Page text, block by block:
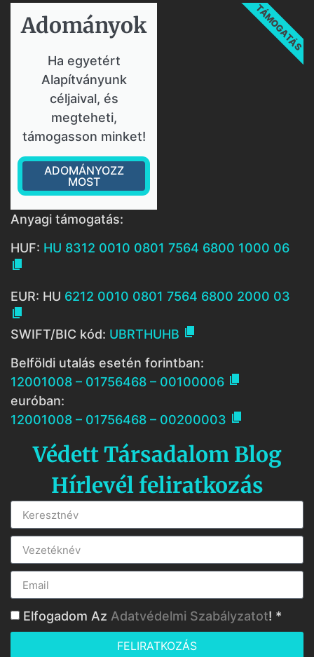
Adományok​
Ha egyetért
Alapítványunk
céljaival, és
megteheti,
támogasson minket!
ADOMÁNYOZZ
MOST
TÁMOGATÁS
Anyagi támogatás:
HUF: HU 8312 0010 0801 7564 6800 1000 06

EUR: HU 6212 0010 0801 7564 6800 2000 03

SWIFT/BIC kód: UBRTHUHB 
Belföldi utalás esetén forintban:
12001008 – 01756468 – 00100006 
euróban:
12001008 – 01756468 – 00200003 
Védett Társadalom Blog
Hírlevél feliratkozás
Elfogadom Az Adatvédelmi Szabályzatot! *
FELIRATKOZÁS